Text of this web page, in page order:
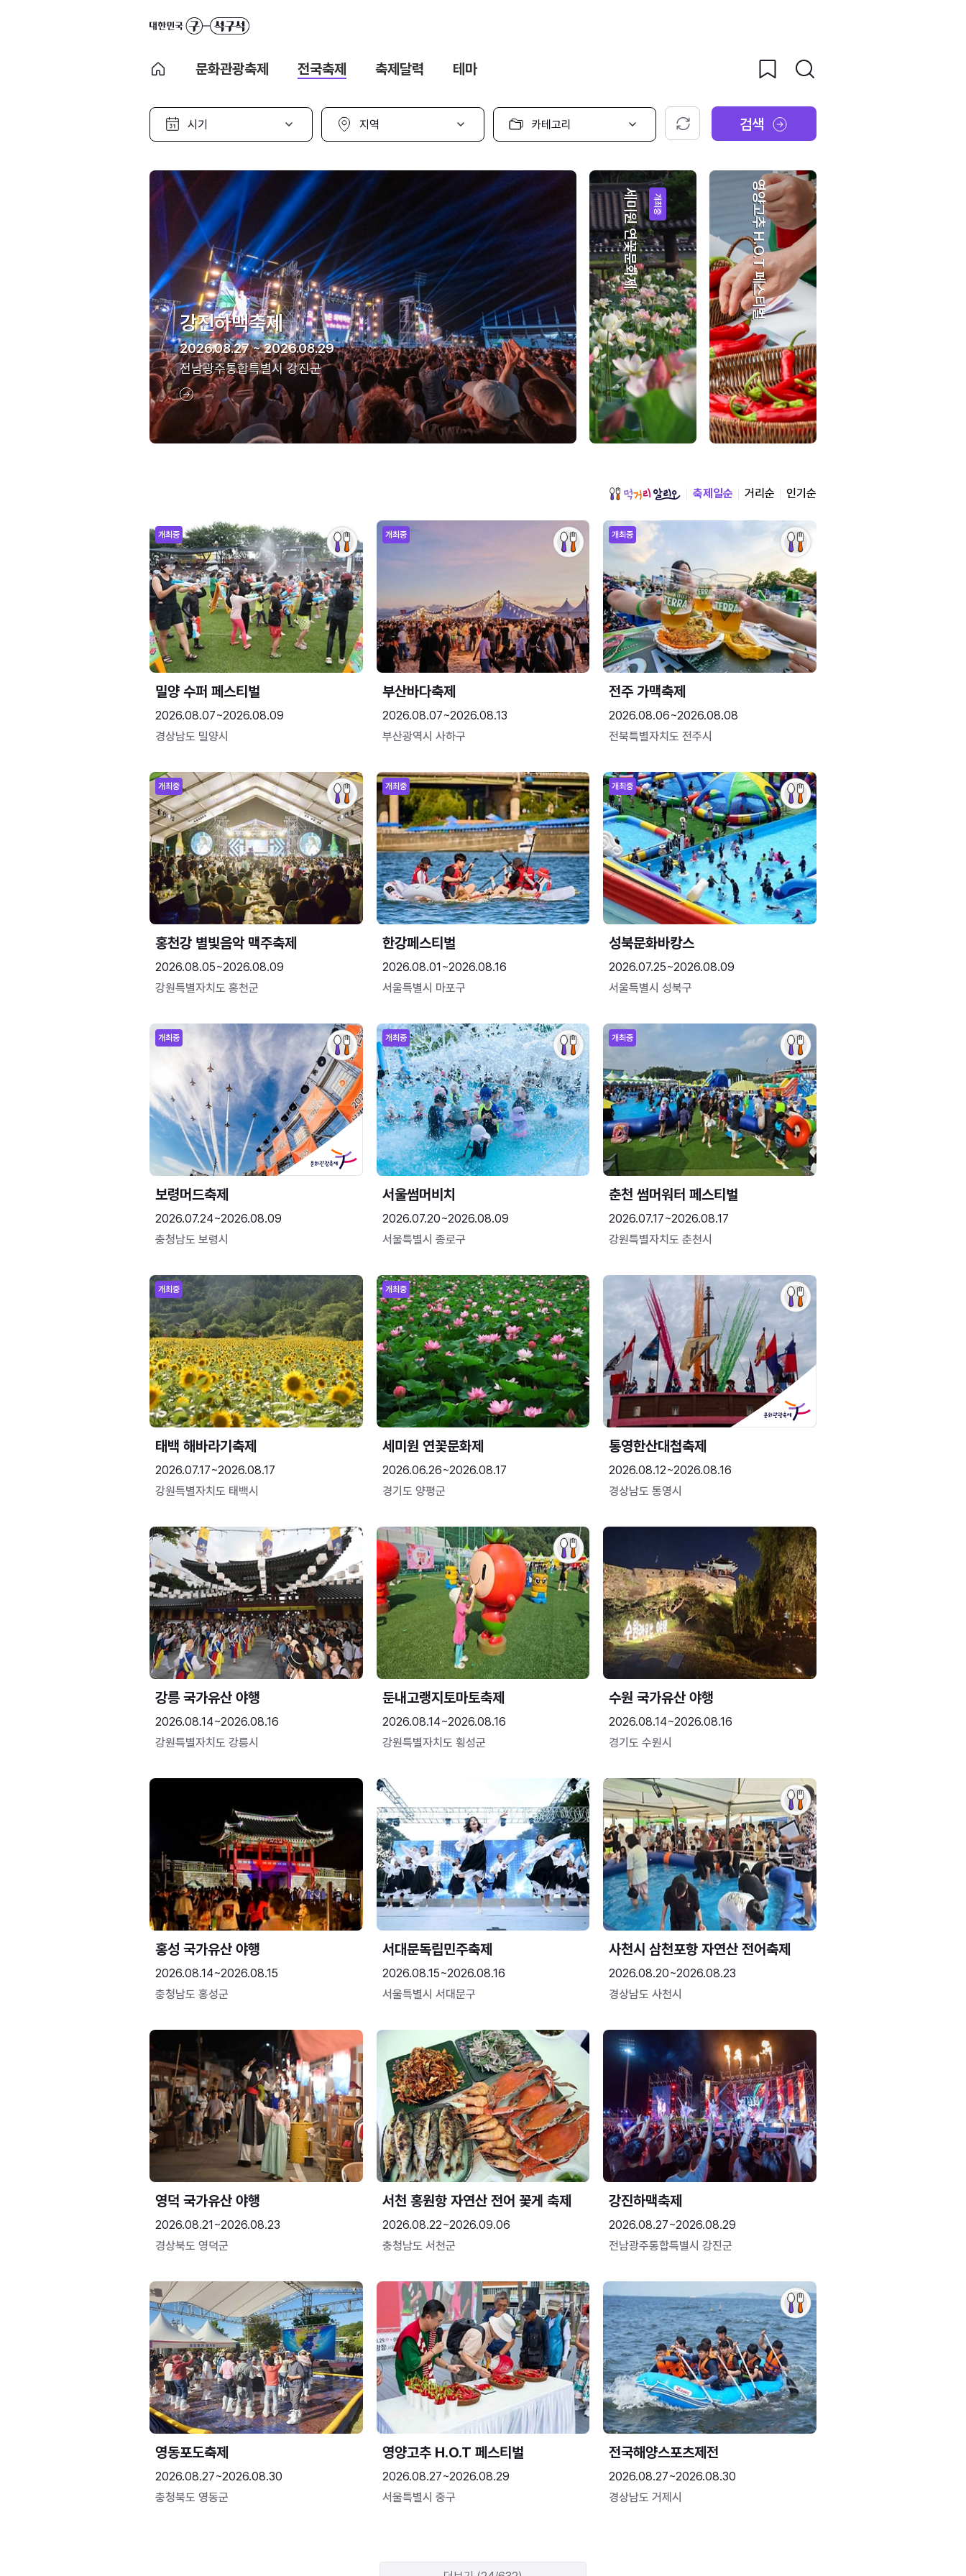
문화관광축제 전국축제 축제달력 테마
시
선
지
선
카
고
선
택
초기화 검색
강진하맥축제
2026.08.27 ~ 2026.08.29
전남광주통합특별시 강진군
개최중
세미원 연꽃문화제 영양고추 H.O.T 페스티벌
축제일순 거리순 인기순
개최중
밀양 수퍼 페스티벌
2026.08.07~2026.08.09
경상남도 밀양시
개최중
부산바다축제
2026.08.07~2026.08.13
부산광역시 사하구
개최중
전주 가맥축제
2026.08.06~2026.08.08
전북특별자치도 전주시
개최중
홍천강 별빛음악 맥주축제
2026.08.05~2026.08.09
강원특별자치도 홍천군
개최중
한강페스티벌
2026.08.01~2026.08.16
서울특별시 마포구
개최중
성북문화바캉스
2026.07.25~2026.08.09
서울특별시 성북구
개최중
보령머드축제
2026.07.24~2026.08.09
충청남도 보령시
개최중
서울썸머비치
2026.07.20~2026.08.09
서울특별시 종로구
개최중
춘천 썸머워터 페스티벌
2026.07.17~2026.08.17
강원특별자치도 춘천시
개최중
태백 해바라기축제
2026.07.17~2026.08.17
강원특별자치도 태백시
개최중
세미원 연꽃문화제
2026.06.26~2026.08.17
경기도 양평군
통영한산대첩축제
2026.08.12~2026.08.16
경상남도 통영시
강릉 국가유산 야행
2026.08.14~2026.08.16
강원특별자치도 강릉시
둔내고랭지토마토축제
2026.08.14~2026.08.16
강원특별자치도 횡성군
수원 국가유산 야행
2026.08.14~2026.08.16
경기도 수원시
홍성 국가유산 야행
2026.08.14~2026.08.15
충청남도 홍성군
서대문독립민주축제
2026.08.15~2026.08.16
서울특별시 서대문구
사천시 삼천포항 자연산 전어축제
2026.08.20~2026.08.23
경상남도 사천시
영덕 국가유산 야행
2026.08.21~2026.08.23
경상북도 영덕군
서천 홍원항 자연산 전어 꽃게 축제
2026.08.22~2026.09.06
충청남도 서천군
강진하맥축제
2026.08.27~2026.08.29
전남광주통합특별시 강진군
영동포도축제
2026.08.27~2026.08.30
충청북도 영동군
영양고추 H.O.T 페스티벌
2026.08.27~2026.08.29
서울특별시 중구
전국해양스포츠제전
2026.08.27~2026.08.30
경상남도 거제시